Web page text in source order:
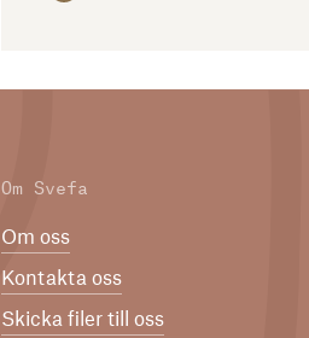
Om Svefa
Om oss
Kontakta oss
Skicka filer till oss